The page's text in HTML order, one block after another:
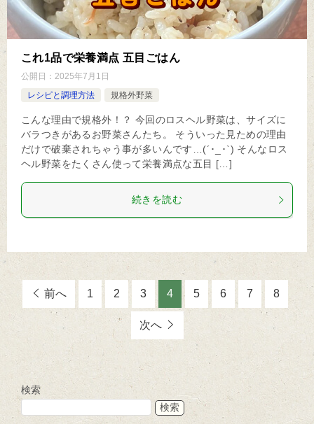
これ1品で栄養満点 五目ごはん
公開日： 2025年7月1日
レシピと調理方法
規格外野菜
こんな理由で規格外！？ 今回のロスヘル野菜は、サイズに
バラつきがあるお野菜さんたち。 そういった見ための理由
だけで破棄されちゃう事が多いんです…(´･_･`) そんなロス
ヘル野菜をたくさん使って栄養満点な五目 […]
続きを読む
前へ 1 2 3 4 5 6 7 8
次へ
検索
検索